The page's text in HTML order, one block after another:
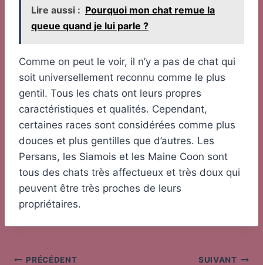
Lire aussi : Pourquoi mon chat remue la
queue quand je lui parle ?
Comme on peut le voir, il n’y a pas de chat qui
soit universellement reconnu comme le plus
gentil. Tous les chats ont leurs propres
caractéristiques et qualités. Cependant,
certaines races sont considérées comme plus
douces et plus gentilles que d’autres. Les
Persans, les Siamois et les Maine Coon sont
tous des chats très affectueux et très doux qui
peuvent être très proches de leurs
propriétaires.
PRÉCÉDENT SUIVANT